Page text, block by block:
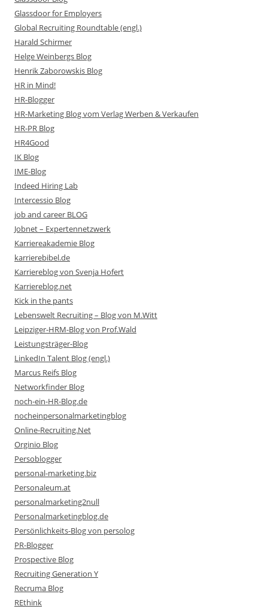
Glassdoor for Employers
Global Recruiting Roundtable (engl.)
Harald Schirmer
Helge Weinbergs Blog
Henrik Zaborowskis Blog
HR in Mind!
HR-Blogger
HR-Marketing Blog vom Verlag Werben & Verkaufen
HR-PR Blog
HR4Good
IK Blog
IME-Blog
Indeed Hiring Lab
Intercessio Blog
job and career BLOG
Jobnet – Expertennetzwerk
Karriereakademie Blog
karrierebibel.de
Karriereblog von Svenja Hofert
Karriereblog.net
Kick in the pants
Lebenswelt Recruiting – Blog von M.Witt
Leipziger-HRM-Blog von Prof.Wald
Leistungsträger-Blog
LinkedIn Talent Blog (engl.)
Marcus Reifs Blog
Networkfinder Blog
noch-ein-HR-Blog.de
nocheinpersonalmarketingblog
Online-Recruiting.Net
Orginio Blog
Persoblogger
personal-marketing.biz
Personaleum.at
personalmarketing2null
Personalmarketingblog.de
Persönlichkeits-Blog von persolog
PR-Blogger
Prospective Blog
Recruiting Generation Y
Recruma Blog
REthink